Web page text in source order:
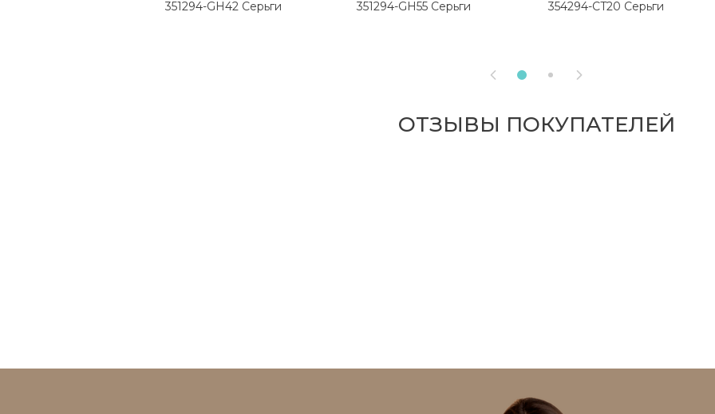
351294-GH42 Серьги 351294-GH55 Серьги 354294-CT20 Серьги
 
ОТЗЫВЫ ПОКУПАТЕЛЕЙ